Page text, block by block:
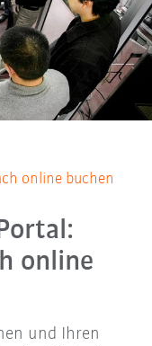
online buchen
online
und Ihren